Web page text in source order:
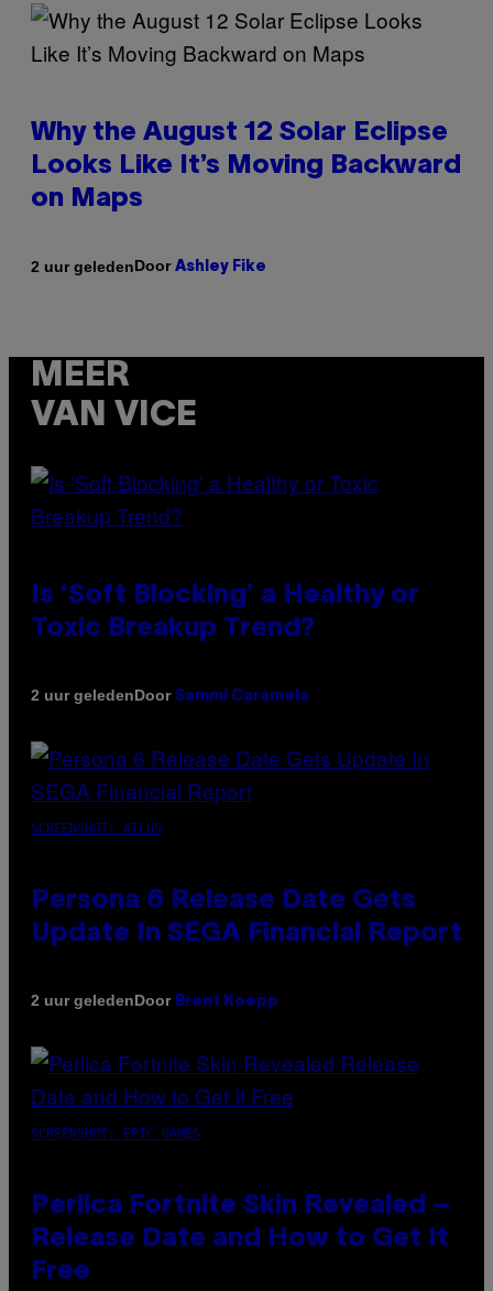
Why the August 12 Solar Eclipse
Looks Like It’s Moving Backward
on Maps
2 uur geledenDoor Ashley Fike
MEER
VAN VICE
Is ‘Soft Blocking’ a Healthy or
Toxic Breakup Trend?
2 uur geledenDoor Sammi Caramela
SCREENSHOT: ATLUS
Persona 6 Release Date Gets
Update In SEGA Financial Report
2 uur geledenDoor Brent Koepp
SCREENSHOT: EPIC GAMES
Perlica Fortnite Skin Revealed –
Release Date and How to Get It
Free